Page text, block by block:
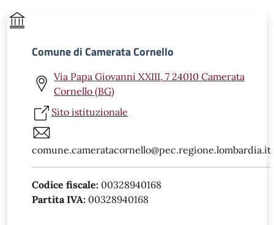
Comune di Camerata Cornello
Via Papa Giovanni XXIII, 7 24010 Camerata
Cornello (BG)
Sito istituzionale
comune.cameratacornello@pec.regione.lombardia.it
Codice fiscale: 00328940168
Partita IVA: 00328940168